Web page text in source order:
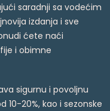
saradnji sa vodećim
izdanja i sve
ćete naći
i obimne
sigurnu i povoljnu
10-20%, kao i sezonske